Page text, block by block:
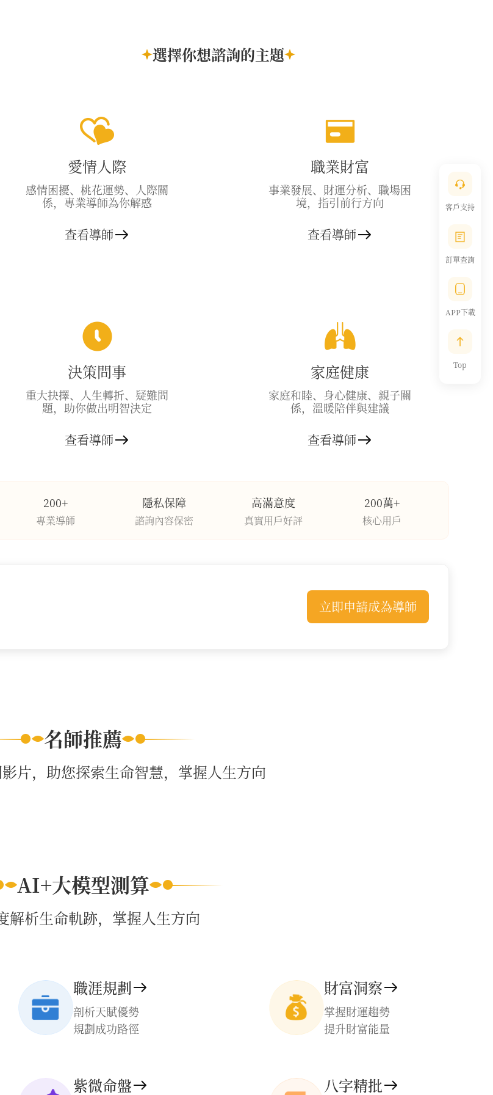
客戶支持
訂單查詢
APP下載
Top
選擇你想諮詢的主題
愛情人際
感情困擾、桃花運勢、人際關
係，專業導師為你解惑
查看導師
職業財富
事業發展、財運分析、職場困
境，指引前行方向
查看導師
家庭健康
家庭和睦、身心健康、親子關
係，溫暖陪伴與建議
查看導師
決策問事
重大抉擇、人生轉折、疑難問
題，助你做出明智決定
查看導師
200+
專業導師
隱私保障
諮詢內容保密
高滿意度
真實用戶好評
200萬+
核心用戶
立即申請成為導師
名師推薦
片，助您探索生命智慧，掌握人生方向
AI+大模型測算
解析生命軌跡，掌握人生方向
職涯規劃
剖析天賦優勢
規劃成功路徑
財富洞察
掌握財運趨勢
提升財富能量
紫微命盤 八字精批